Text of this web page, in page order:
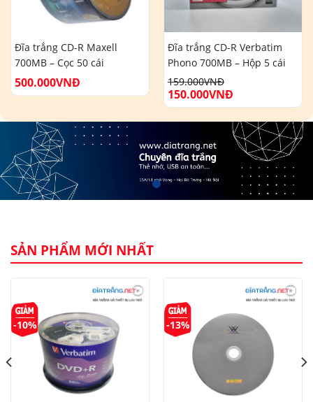
Đĩa trắng CD-R Maxell
700MB – Cọc 50 cái
500.000VNĐ
Đĩa trắng CD-R Verbatim
Phono 700MB – Hộp 5 cái
159.000VNĐ
150.000VNĐ
SẢN PHẨM MỚI NHẤT
-10% -13%